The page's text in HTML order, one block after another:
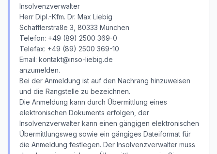
Insolvenzverwalter
Herr Dipl.-Kfm. Dr. Max Liebig
Schäfflerstraße 3, 80333 München
Telefon: +49 (89) 2500 369-0
Telefax: +49 (89) 2500 369-10
Email: kontakt@inso-liebig.de
anzumelden.
Bei der Anmeldung ist auf den Nachrang hinzuweisen
und die Rangstelle zu bezeichnen.
Die Anmeldung kann durch Übermittlung eines
elektronischen Dokuments erfolgen, der
Insolvenzverwalter kann einen gängigen elektronischen
Übermittlungsweg sowie ein gängiges Dateiformat für
die Anmeldung festlegen. Der Insolvenzverwalter muss